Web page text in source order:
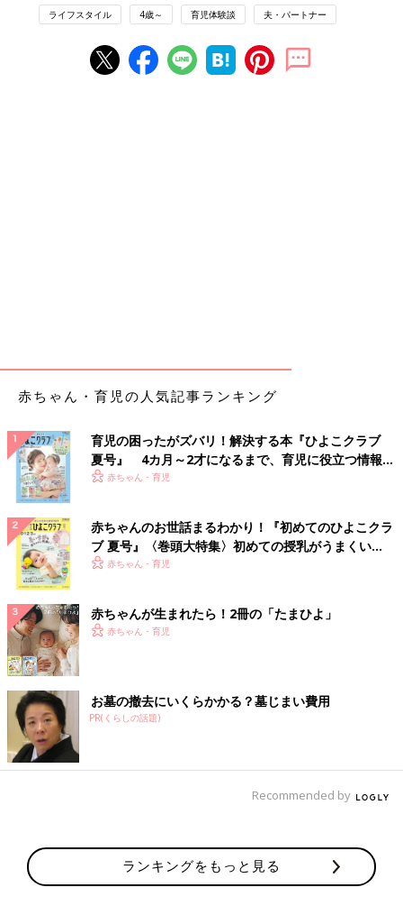
ライフスタイル 4歳～ 育児体験談 夫・パートナー
赤ちゃん・育児の人気記事ランキング
育児の困ったがズバリ！解決する本『ひよこクラブ
夏号』 4カ月～2才になるまで、育児に役立つ情報が
いっぱい！
赤ちゃん・育児
赤ちゃんのお世話まるわかり！『初めてのひよこクラ
ブ 夏号』〈巻頭大特集〉初めての授乳がうまくい
く！ おっぱい・ミルクの基本と夏のトラブル 解決テ
赤ちゃん・育児
赤ちゃんが生まれたら！2冊の「たまひよ」
赤ちゃん・育児
お墓の撤去にいくらかかる？墓じまい費用
PR(くらしの話題)
Recommended by
ランキングをもっと見る